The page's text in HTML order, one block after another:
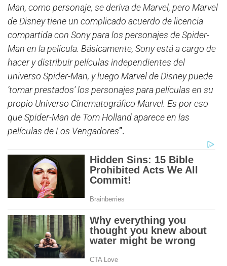
Man, como personaje, se deriva de Marvel, pero Marvel
de Disney tiene un complicado acuerdo de licencia
compartida con Sony para los personajes de Spider-
Man en la película. Básicamente, Sony está a cargo de
hacer y distribuir películas independientes del
universo Spider-Man, y luego Marvel de Disney puede
‘tomar prestados’ los personajes para películas en su
propio Universo Cinematográfico Marvel. Es por eso
que Spider-Man de Tom Holland aparece en las
películas de Los Vengadores”.